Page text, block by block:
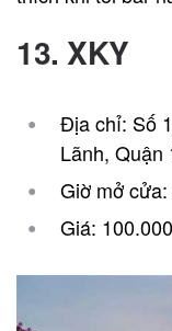
13. XKY
Địa chỉ: Số
Lãnh, Quận
Giờ mở
Giá: